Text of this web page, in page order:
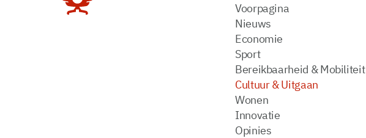
Voorpagina
Nieuws
Economie
Sport
Bereikbaarheid & Mobiliteit
Cultuur & Uitgaan
Wonen
Innovatie
Opinies